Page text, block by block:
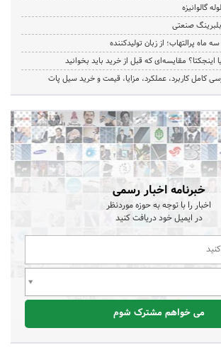
گالوانیزه
صنعتی
ماه پرالتهاب؛ از زبان تولیدکننده
اینجکتا؟ مقایسه‌ای که قبل از خرید باید بخوانید
کاربرد، عملکرد، مزایا، قیمت و خرید سیل پات
خبرنامه اخبار رسمی
اخبار را با توجه به حوزه موردنظر
در ایمیل خود دریافت کنید
می خواهم مشترک شوم